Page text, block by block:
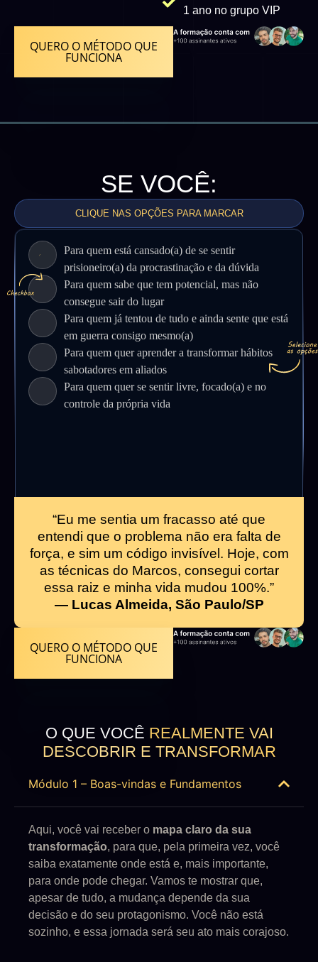
1 ano no grupo VIP
QUERO O MÉTODO QUE
FUNCIONA
SE VOCÊ:
CLIQUE NAS OPÇÕES PARA MARCAR
Para quem está cansado(a) de se sentir
prisioneiro(a) da procrastinação e da dúvida
Para quem sabe que tem potencial, mas não
consegue sair do lugar
Para quem já tentou de tudo e ainda sente que está
em guerra consigo mesmo(a)
Para quem quer aprender a transformar hábitos
sabotadores em aliados
Para quem quer se sentir livre, focado(a) e no
controle da própria vida
“Eu me sentia um fracasso até que
entendi que o problema não era falta de
força, e sim um código invisível. Hoje, com
as técnicas do Marcos, consegui cortar
essa raiz e minha vida mudou 100%.”
— Lucas Almeida, São Paulo/SP
QUERO O MÉTODO QUE
FUNCIONA
O QUE VOCÊ REALMENTE VAI
DESCOBRIR E TRANSFORMAR
Módulo 1 – Boas-vindas e Fundamentos
Aqui, você vai receber o mapa claro da sua
transformação, para que, pela primeira vez, você
saiba exatamente onde está e, mais importante,
para onde pode chegar. Vamos te mostrar que,
apesar de tudo, a mudança depende da sua
decisão e do seu protagonismo. Você não está
sozinho, e essa jornada será seu ato mais corajoso.